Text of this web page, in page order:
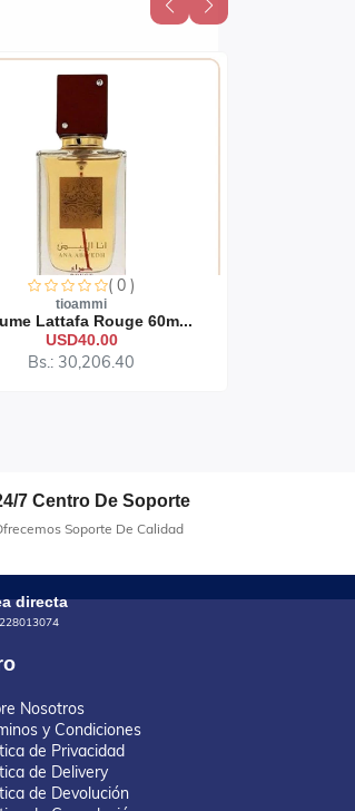
( 0 )
tioammi
Lattafa Rouge 60m...
USD40.00
Bs.: 30,206.40
7 Centro De Soporte
Soporte De Calidad
directa
Nosotros
y Condiciones
de Privacidad
de Delivery
de Devolución